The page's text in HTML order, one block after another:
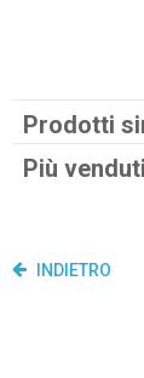
Prodotti
Più venduti
INDIETRO